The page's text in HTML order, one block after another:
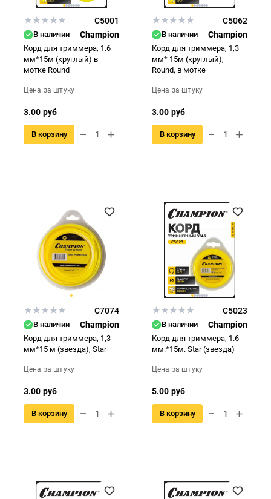
C5001
В наличии Champion
Корд для триммера, 1.6
мм*15м (круглый) в
мотке Round
Цена за штуку
3.00 руб
В корзину
C5062
В наличии Champion
Корд для триммера, 1,3
мм* 15м (круглый),
Round, в мотке
Цена за штуку
3.00 руб
В корзину
C7074
В наличии Champion
Корд для триммера, 1,3
мм*15 м (звезда), Star
Цена за штуку
3.00 руб
В корзину
C5023
В наличии Champion
Корд для триммера, 1.6
мм.*15м. Star (звезда)
Цена за штуку
5.00 руб
В корзину